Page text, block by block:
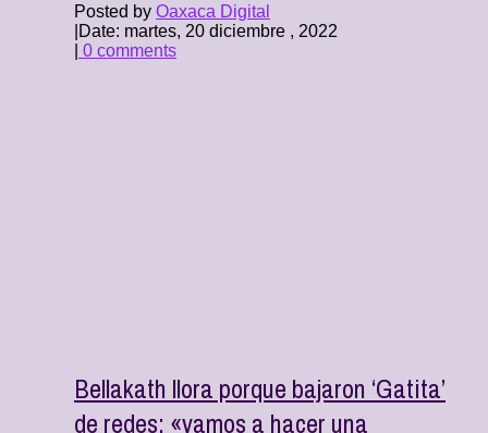
Posted by Oaxaca Digital
Date: martes, 20 diciembre , 2022
0 comments
Bellakath llora porque bajaron ‘Gatita’
de redes; «vamos a hacer una